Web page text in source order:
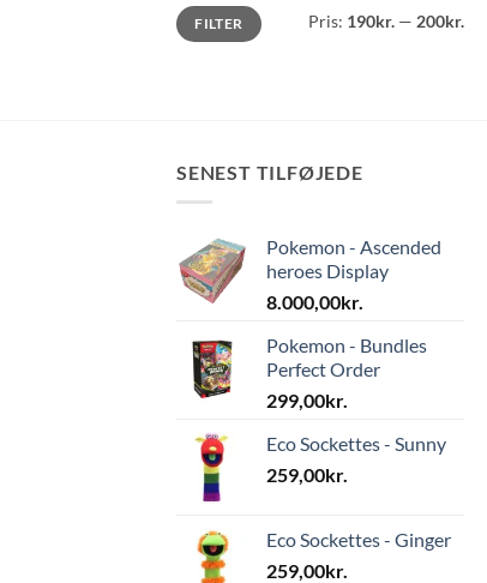
Mindste
pris
Højeste
prisFILTER Pris: 190kr. — 200kr.
SENEST TILFØJEDE
Pokemon - Ascended
heroes Display
8.000,00kr.
Pokemon - Bundles
Perfect Order
299,00kr.
Eco Sockettes - Sunny
259,00kr.
Eco Sockettes - Ginger
259,00kr.